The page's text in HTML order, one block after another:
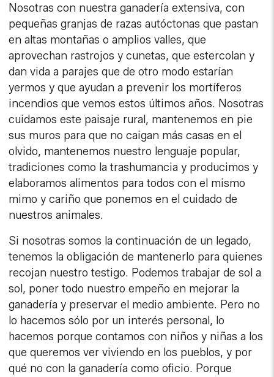
Nosotras con nuestra ganadería extensiva, con
pequeñas granjas de razas autóctonas que pastan
en altas montañas o amplios valles, que
aprovechan rastrojos y cunetas, que estercolan y
dan vida a parajes que de otro modo estarían
yermos y que ayudan a prevenir los mortíferos
incendios que vemos estos últimos años. Nosotras
cuidamos este paisaje rural, mantenemos en pie
sus muros para que no caigan más casas en el
olvido, mantenemos nuestro lenguaje popular,
tradiciones como la trashumancia y producimos y
elaboramos alimentos para todos con el mismo
mimo y cariño que ponemos en el cuidado de
nuestros animales.
Si nosotras somos la continuación de un legado,
tenemos la obligación de mantenerlo para quienes
recojan nuestro testigo. Podemos trabajar de sol a
sol, poner todo nuestro empeño en mejorar la
ganadería y preservar el medio ambiente. Pero no
lo hacemos sólo por un interés personal, lo
hacemos porque contamos con niños y niñas a los
que queremos ver viviendo en los pueblos, y por
qué no con la ganadería como oficio. Porque